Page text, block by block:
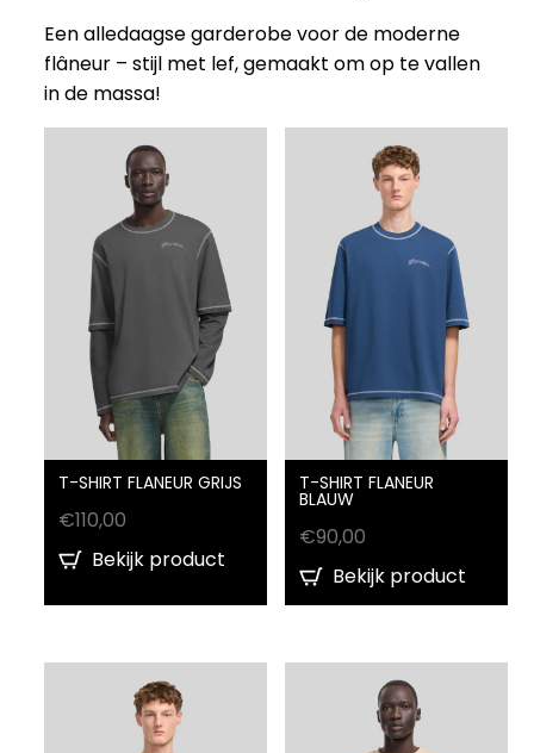
Een alledaagse garderobe voor de moderne
flâneur – stijl met lef, gemaakt om op te vallen
in de massa!
T-SHIRT FLANEUR GRIJS
€110,00
Bekijk product
T-SHIRT FLANEUR
BLAUW
€90,00
Bekijk product